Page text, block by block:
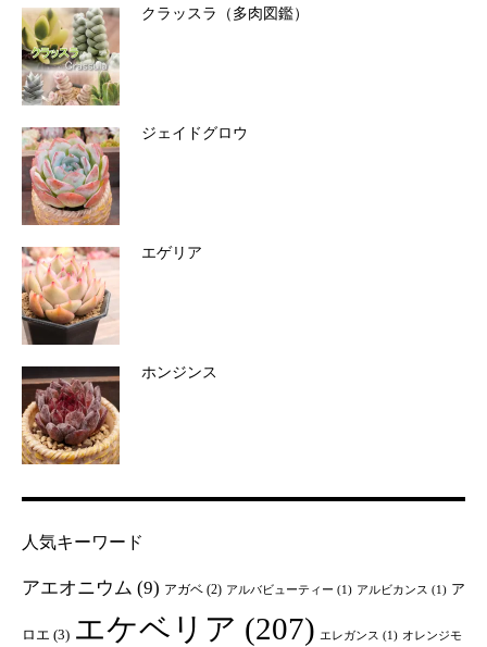
クラッスラ（多肉図鑑）
ジェイドグロウ
エゲリア
ホンジンス
人気キーワード
アエオニウム (9) アガベ (2) アルバビューティー (1) アルビカンス (1) ア
ロエ (3) エケベリア (207) エレガンス (1) オレンジモ